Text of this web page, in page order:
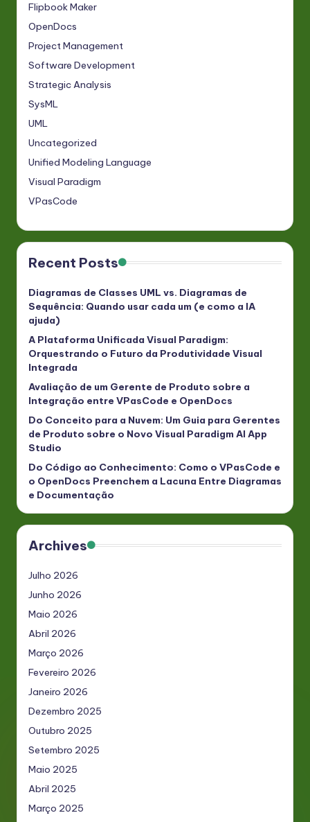
Flipbook Maker
OpenDocs
Project Management
Software Development
Strategic Analysis
SysML
UML
Uncategorized
Unified Modeling Language
Visual Paradigm
VPasCode
Recent Posts
Diagramas de Classes UML vs. Diagramas de
Sequência: Quando usar cada um (e como a IA
ajuda)
A Plataforma Unificada Visual Paradigm:
Orquestrando o Futuro da Produtividade Visual
Integrada
Avaliação de um Gerente de Produto sobre a
Integração entre VPasCode e OpenDocs
Do Conceito para a Nuvem: Um Guia para Gerentes
de Produto sobre o Novo Visual Paradigm AI App
Studio
Do Código ao Conhecimento: Como o VPasCode e
o OpenDocs Preenchem a Lacuna Entre Diagramas
e Documentação
Archives
Julho 2026
Junho 2026
Maio 2026
Abril 2026
Março 2026
Fevereiro 2026
Janeiro 2026
Dezembro 2025
Outubro 2025
Setembro 2025
Maio 2025
Abril 2025
Março 2025